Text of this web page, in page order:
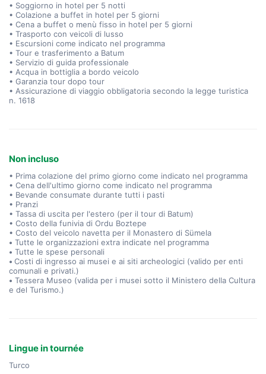
• Soggiorno in hotel per 5 notti
• Colazione a buffet in hotel per 5 giorni
• Cena a buffet o menù fisso in hotel per 5 giorni
• Trasporto con veicoli di lusso
• Escursioni come indicato nel programma
• Tour e trasferimento a Batum
• Servizio di guida professionale
• Acqua in bottiglia a bordo veicolo
• Garanzia tour dopo tour
• Assicurazione di viaggio obbligatoria secondo la legge turistica
n. 1618
Non incluso
• Prima colazione del primo giorno come indicato nel programma
• Cena dell'ultimo giorno come indicato nel programma
• Bevande consumate durante tutti i pasti
• Pranzi
• Tassa di uscita per l'estero (per il tour di Batum)
• Costo della funivia di Ordu Boztepe
• Costo del veicolo navetta per il Monastero di Sümela
• Tutte le organizzazioni extra indicate nel programma
• Tutte le spese personali
• Costi di ingresso ai musei e ai siti archeologici (valido per enti
comunali e privati.)
• Tessera Museo (valida per i musei sotto il Ministero della Cultura
e del Turismo.)
Lingue in tournée
Turco